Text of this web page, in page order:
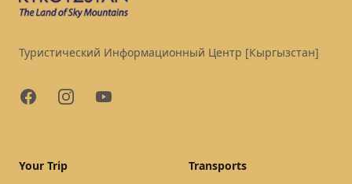
Туристический Информационный Центр [Кыргызстан]
FacebookInstagramYouTube
Your Trip Transports